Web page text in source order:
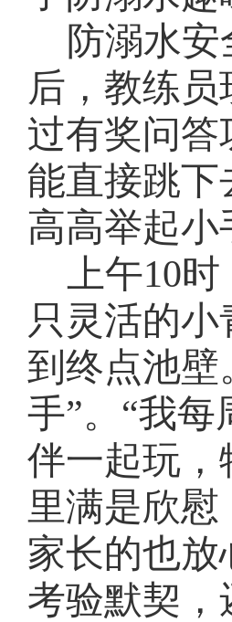
防溺水
后，教练
过有奖问
能直接跳下
高高举起
上午10
只灵活的
到终点池壁
手”。“我
伴一起玩，
里满是欣
家长的也放
考验默契